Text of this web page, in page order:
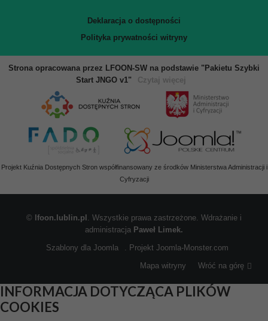
Deklaracja o dostępności
Polityka prywatności witryny
Strona opracowana przez LFOON-SW na podstawie "Pakietu Szybki
Start JNGO v1"
Czytaj więcej
Projekt Kuźnia Dostępnych Stron współfinansowany ze środków Ministerstwa Administracji i
Cyfryzacji
© lfoon.lublin.pl . Wszystkie prawa zastrzeżone. Wdrażanie i
administracja Paweł Limek.
Szablony dla Joomla
. Projekt Joomla-Monster.com
Mapa witryny
Wróć na górę
INFORMACJA DOTYCZĄCA PLIKÓW
COOKIES